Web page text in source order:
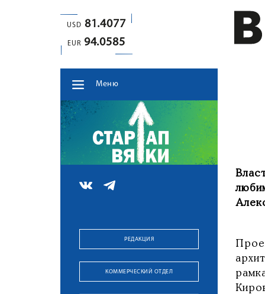
USD 81.4077
EUR 94.0585
Меню
РЕДАКЦИЯ
КОММЕРЧЕСКИЙ ОТДЕЛ